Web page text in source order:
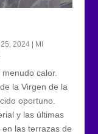
2024 | MI
calor.
la Virgen de la
oportuno.
y las últimas
las terrazas de